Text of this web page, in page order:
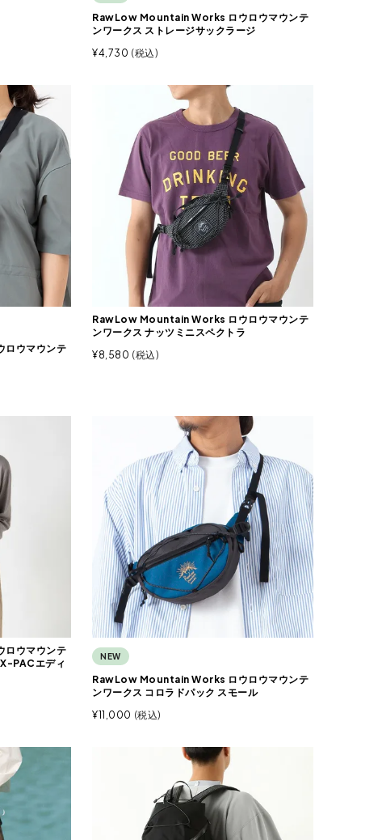
RawLow Mountain Works ロウロウマウンテ
ンワークス ストレージサックラージ
¥4,730 税込
ウマウンテ
RawLow Mountain Works ロウロウマウンテ
ンワークス ナッツミニスペクトラ
¥8,580 税込
ウマウンテ
PACエディ
NEW
RawLow Mountain Works ロウロウマウンテ
ンワークス コロラドパック スモール
¥11,000 税込